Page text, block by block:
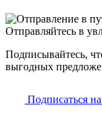
Отправляйтесь в
Подписывайтесь,
выгодных
Подписаться